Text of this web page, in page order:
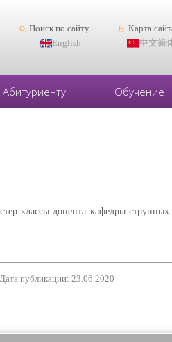
Поиск по сайту
Карта
English 中文简
Абитуриенту Обучение
классы доцента кафедры
Дата публикации: 23.06.2020